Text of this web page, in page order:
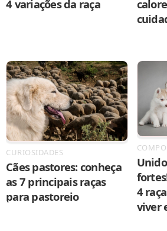
4 variações da raça
CURIOSIDADES
Cães pastores: conheça
as 7 principais raças
para pastoreio
4
viver